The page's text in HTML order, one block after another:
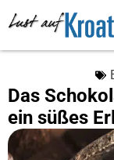
Das
ein süßes